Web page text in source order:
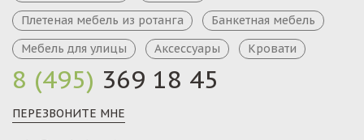
8 (495) 369 18 45
ПЕРЕЗВОНИТЕ МНЕ
Плетеная мебель из ротанга
Банкетная мебель
Мебель для улицы
Аксессуары Кровати